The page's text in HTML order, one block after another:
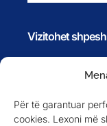
Për të garantuar
cookies. Lexoni më
Vizitohet
Evente